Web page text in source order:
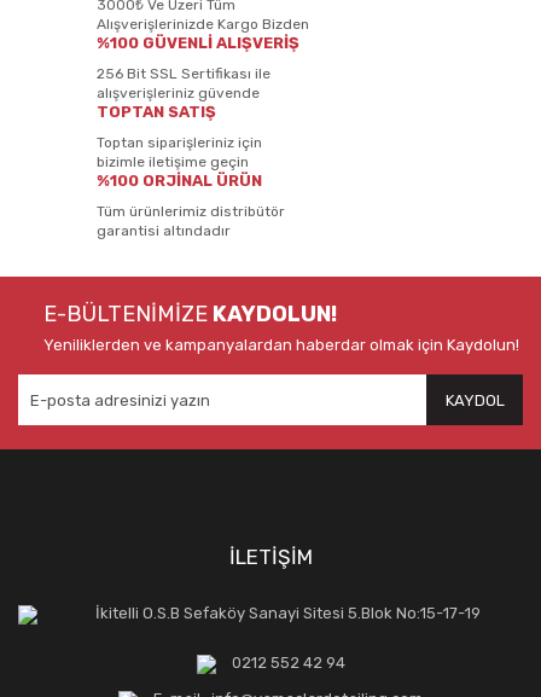
3000₺ Ve Üzeri Tüm
Alışverişlerinizde Kargo Bizden
%100 GÜVENLİ ALIŞVERİŞ
256 Bit SSL Sertifikası ile
alışverişleriniz güvende
TOPTAN SATIŞ
Toptan siparişleriniz için
bizimle iletişime geçin
%100 ORJİNAL ÜRÜN
Tüm ürünlerimiz distribütör
garantisi altındadır
E-BÜLTENİMİZE KAYDOLUN!
Yeniliklerden ve kampanyalardan haberdar olmak için Kaydolun!
KAYDOL
İLETİŞİM
İkitelli O.S.B Sefaköy Sanayi Sitesi 5.Blok No:15-17-19
0212 552 42 94